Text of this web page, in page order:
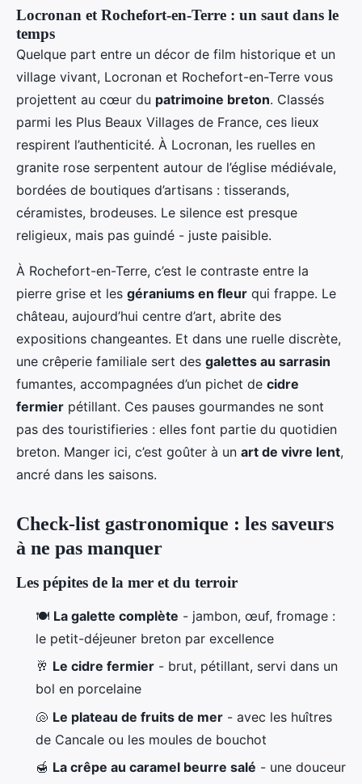
Locronan et Rochefort-en-Terre : un saut dans le
temps
Quelque part entre un décor de film historique et un
village vivant, Locronan et Rochefort-en-Terre vous
projettent au cœur du patrimoine breton. Classés
parmi les Plus Beaux Villages de France, ces lieux
respirent l’authenticité. À Locronan, les ruelles en
granite rose serpentent autour de l’église médiévale,
bordées de boutiques d’artisans : tisserands,
céramistes, brodeuses. Le silence est presque
religieux, mais pas guindé - juste paisible.
À Rochefort-en-Terre, c’est le contraste entre la
pierre grise et les géraniums en fleur qui frappe. Le
château, aujourd’hui centre d’art, abrite des
expositions changeantes. Et dans une ruelle discrète,
une crêperie familiale sert des galettes au sarrasin
fumantes, accompagnées d’un pichet de cidre
fermier pétillant. Ces pauses gourmandes ne sont
pas des touristifieries : elles font partie du quotidien
breton. Manger ici, c’est goûter à un art de vivre lent,
ancré dans les saisons.
Check-list gastronomique : les saveurs
à ne pas manquer
Les pépites de la mer et du terroir
🍽️ La galette complète - jambon, œuf, fromage :
le petit-déjeuner breton par excellence
🥂 Le cidre fermier - brut, pétillant, servi dans un
bol en porcelaine
🐚 Le plateau de fruits de mer - avec les huîtres
de Cancale ou les moules de bouchot
🍯 La crêpe au caramel beurre salé - une douceur